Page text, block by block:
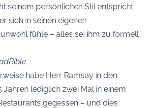
seinem persönlichen Stil entspricht.
sich in seinen eigenen
fühle – alles sei ihm zu formell
.
habe Herr Ramsay in den
Jahren lediglich zwei Mal in einem
gegessen – und dies